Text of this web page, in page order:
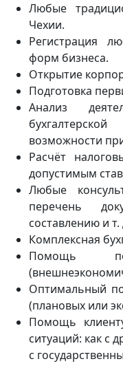
Любые
Чехии.
Регистрация
форм бизнеса.
Открытие
Подготовка
Анализ
возможности
Расчёт
допустимым
Любые
перечень
составлению и т.
Комплексная
Помощь
Оптимальный
(плановых или
Помощь
ситуаций: как с
с